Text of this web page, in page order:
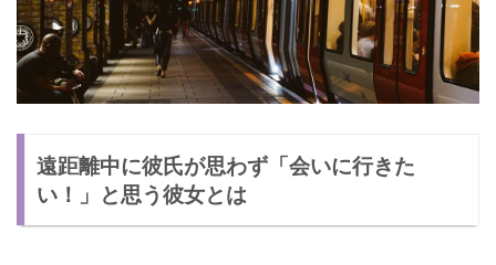
遠距離中に彼氏が思わず「会いに行きた
い！」と思う彼女とは